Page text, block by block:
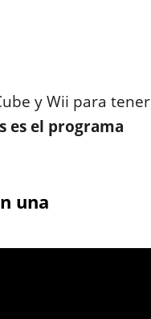
y Wii para tener
es el programa
una